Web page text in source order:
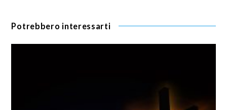
Potrebbero interessarti